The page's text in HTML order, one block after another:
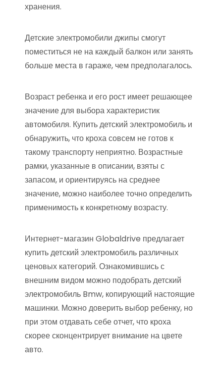
хранения.
Детские электромобили джипы смогут
поместиться не на каждый балкон или занять
больше места в гараже, чем предполагалось.
Возраст ребенка и его рост имеет решающее
значение для выбора характеристик
автомобиля. Купить детский электромобиль и
обнаружить, что кроха совсем не готов к
такому транспорту неприятно. Возрастные
рамки, указанные в описании, взяты с
запасом, и ориентируясь на среднее
значение, можно наиболее точно определить
применимость к конкретному возрасту.
Интернет-магазин Globaldrive предлагает
купить детский электромобиль различных
ценовых категорий. Ознакомившись с
внешним видом можно подобрать детский
электромобиль Bmw, копирующий настоящие
машинки. Можно доверить выбор ребенку, но
при этом отдавать себе отчет, что кроха
скорее сконцентрирует внимание на цвете
авто.